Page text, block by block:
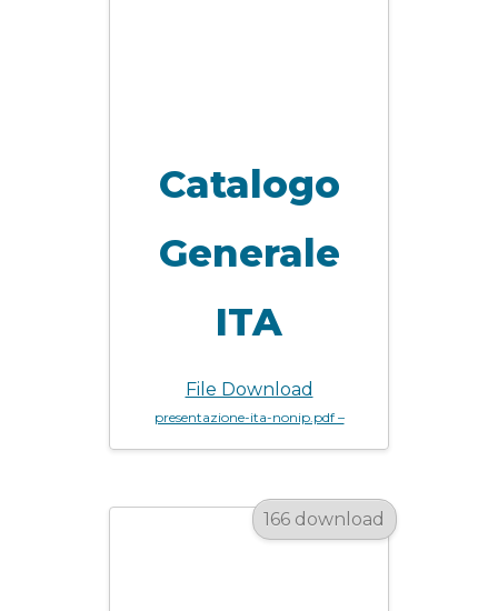
Catalogo
Generale
ITA
File Download
presentazione-ita-nonip.pdf –
166 download